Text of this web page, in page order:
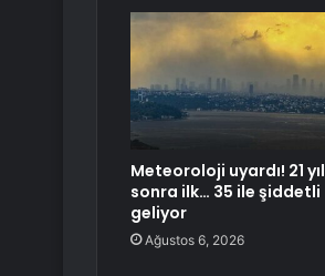
Meteoroloji uyardı! 21 yıl
sonra ilk… 35 ile şiddetli
geliyor
Ağustos 6, 2026